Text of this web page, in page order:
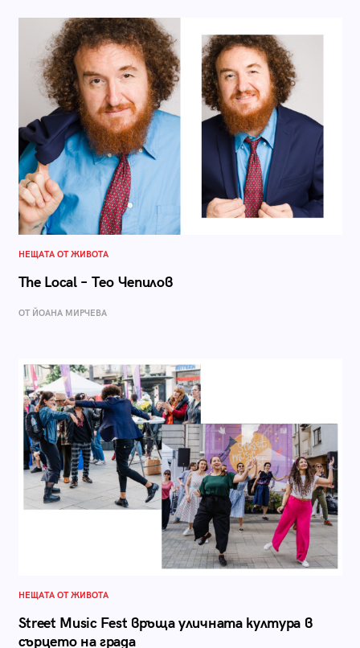
НЕЩАТА ОТ ЖИВОТА
The Local – Тео Чепилов
ОТ ЙОАНА МИРЧЕВА
НЕЩАТА ОТ ЖИВОТА
Street Music Fest връща уличната култура в
сърцето на града